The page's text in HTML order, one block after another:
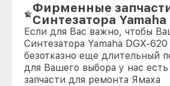
Фирменные
Синтезатора Yamaha
Если для Вас важно, чтобы
Синтезатора Yamaha DGX-620
безотказно еще длительный
для Вашего выбора у нас
запчасти для ремонта Ямаха